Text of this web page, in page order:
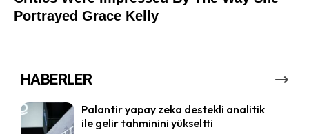
HABERLER
Palantir yapay zeka destekli analitik
ile gelir tahminini yükseltti